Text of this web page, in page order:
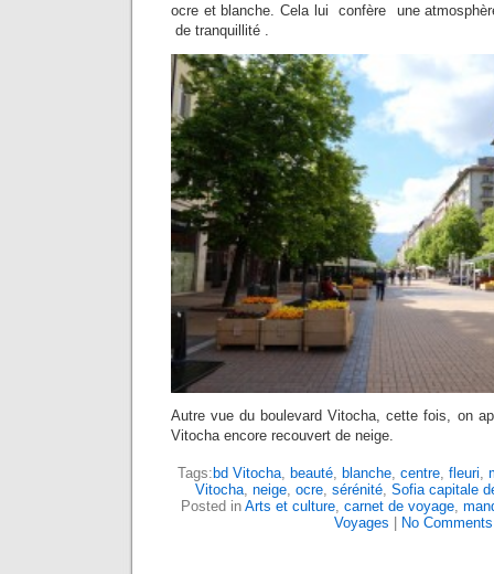
ocre et blanche. Cela lui confère une
de tranquillité .
Autre vue du boulevard Vitocha, cette fois, on
Vitocha encore recouvert de neige.
Tags: bd Vitocha, beauté, blanche, centre, fleuri,
Vitocha, neige, ocre, sérénité, Sofia capitale
Posted in Arts et culture, carnet de voyage,
Voyages
No